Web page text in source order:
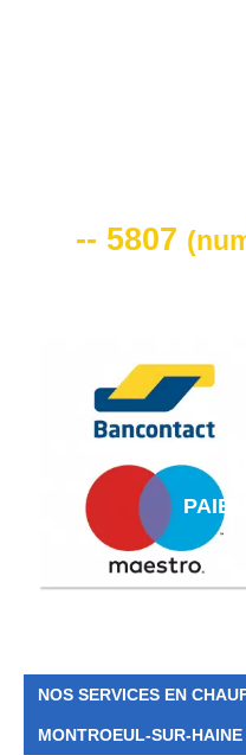
-- 5807 (
NOS SERVICES EN
MONTROEUL-SUR-HAINE